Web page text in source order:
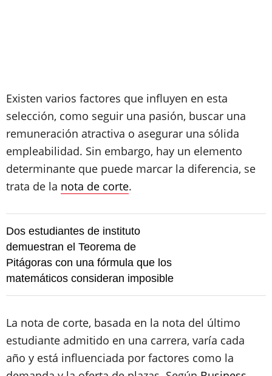
Existen varios factores que influyen en esta
selección, como seguir una pasión, buscar una
remuneración atractiva o asegurar una sólida
empleabilidad. Sin embargo, hay un elemento
determinante que puede marcar la diferencia, se
trata de la nota de corte.
Dos estudiantes de instituto
demuestran el Teorema de
Pitágoras con una fórmula que los
matemáticos consideran imposible
La nota de corte, basada en la nota del último
estudiante admitido en una carrera, varía cada
año y está influenciada por factores como la